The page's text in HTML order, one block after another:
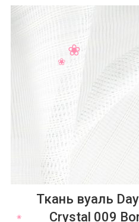
Ткань вуаль
Crystal 009